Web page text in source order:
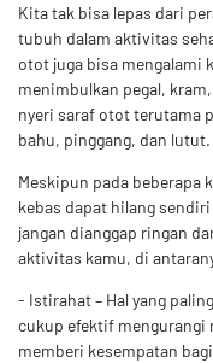
Kita tak bisa lepas dari
tubuh dalam aktivitas
otot juga bisa mengalami
menimbulkan pegal,
nyeri saraf otot terutama
bahu, pinggang, dan lutut.
Meskipun pada beberapa
kebas dapat hilang
jangan dianggap ringan
aktivitas kamu, di
- Istirahat – Hal yang
cukup efektif mengurangi
memberi kesempatan